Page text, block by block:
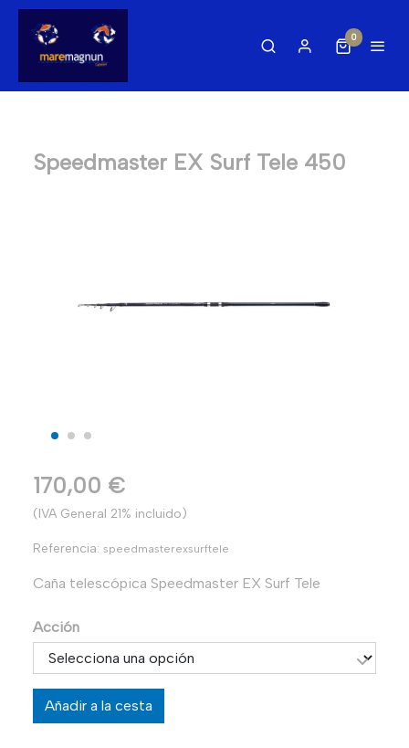
0
Speedmaster EX Surf Tele 450
170,00 €
(IVA General 21% incluido)
Referencia: speedmasterexsurftele
Caña telescópica Speedmaster EX Surf Tele
Acción
Añadir a la cesta